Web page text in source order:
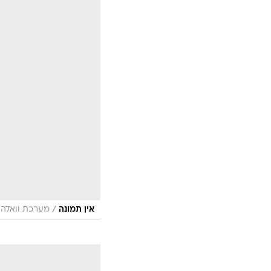
אין תמונה / מערכת